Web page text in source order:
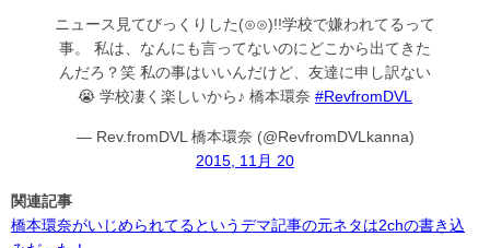
ニュース見てびっくりした(⊙⊙)!!学校で嫌われてるって
事。 私は、なんにも言ってないのにどこから出てきた
んだろ？笑 私の事はいいんだけど、友達に申し訳ない
😭 学校凄く楽しいから♪ 橋本環奈 #RevfromDVL
— Rev.fromDVL 橋本環奈 (@RevfromDVLkanna)
2015, 11月 20
関連記事
橋本環奈がいじめられてるというデマ記事の元ネタは2chの書き込